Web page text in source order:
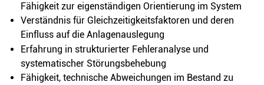
Fähigkeit zur eigenständigen Orientierung im System
Verständnis für Gleichzeitigkeitsfaktoren und deren
Einfluss auf die Anlagenauslegung
Erfahrung in strukturierter Fehleranalyse und
systematischer Störungsbehebung
Fähigkeit, technische Abweichungen im Bestand zu